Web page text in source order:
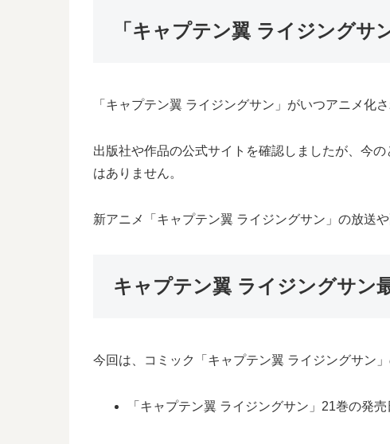
「キャプテン翼 ライジングサ
「キャプテン翼 ライジングサン」がいつアニメ化
出版社や作品の公式サイトを確認しましたが、今
はありません。
新アニメ「キャプテン翼 ライジングサン」の放送
キャプテン翼 ライジングサン
今回は、コミック「キャプテン翼 ライジングサン
「キャプテン翼 ライジングサン」21巻の発